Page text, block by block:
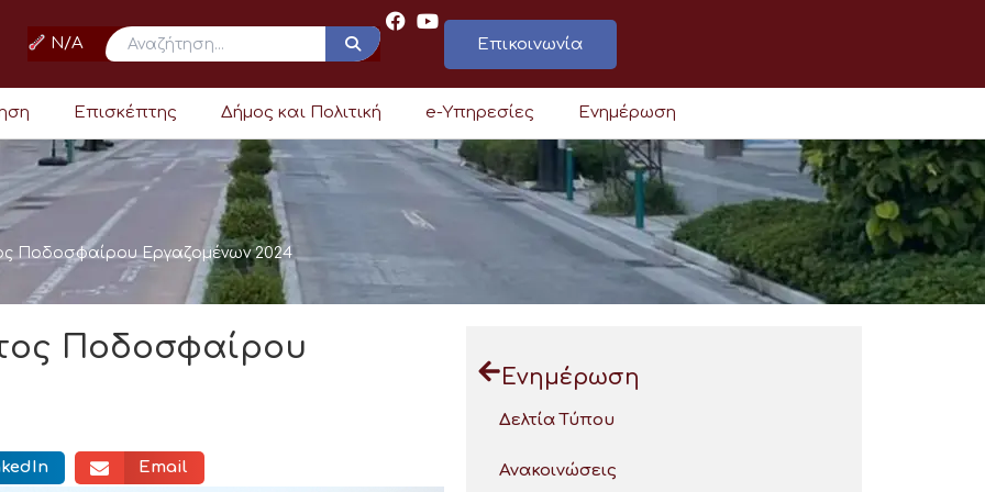
N/A Επικοινωνία
Επισκέπτης Δήμος και Πολιτική e-Υπηρεσίες Ενημέρωση
Ποδοσφαίρου Εργαζομένων 2024
Ποδοσφαίρου
Email
Ενημέρωση
Δελτία Τύπου
Ανακοινώσεις